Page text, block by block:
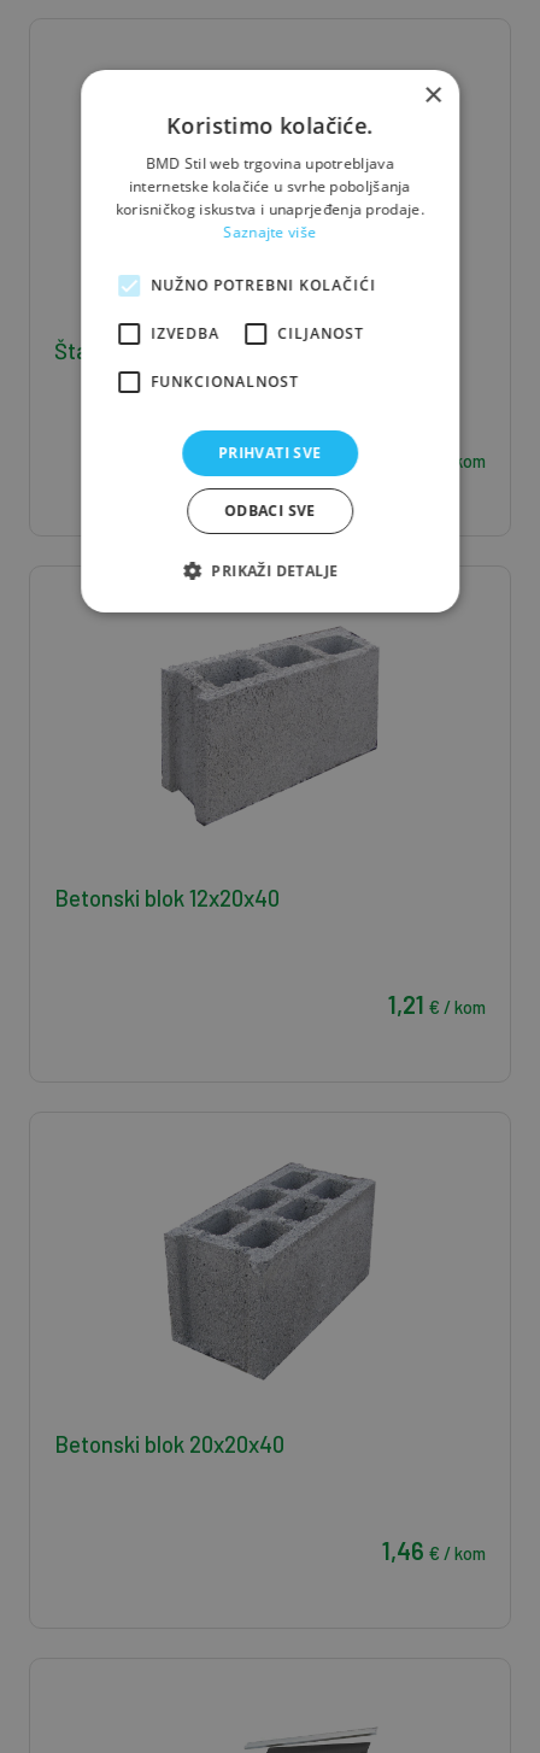
Štafla J/S 5*8*400 - 0,016 m3/kom
€ / kom
Betonski blok 12x20x40
1,21 € / kom
Betonski blok 20x20x40
1,46 € / kom
×
Koristimo kolačiće.
BMD Stil web trgovina upotrebljava
internetske kolačiće u svrhe poboljšanja
korisničkog iskustva i unaprjeđenja prodaje.
Saznajte više
NUŽNO POTREBNI KOLAČIĆI
IZVEDBA CILJANOST
FUNKCIONALNOST
PRIHVATI SVE
ODBACI SVE
PRIKAŽI DETALJE